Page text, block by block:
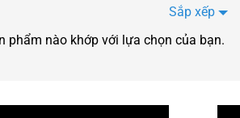
Sắp xếp
phẩm nào khớp với lựa chọn của bạn.